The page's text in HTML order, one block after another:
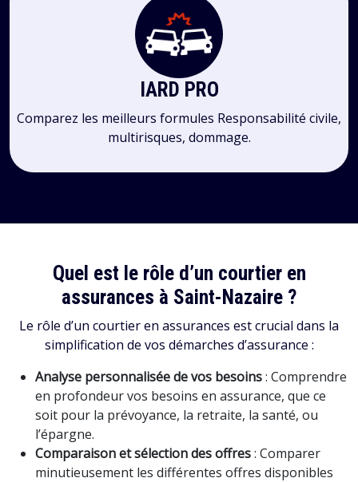
IARD PRO
Comparez les meilleurs formules Responsabilité civile,
multirisques, dommage.
Quel est le rôle d’un courtier en
assurances à Saint-Nazaire ?
Le rôle d’un courtier en assurances est crucial dans la
simplification de vos démarches d’assurance :
Analyse personnalisée de vos besoins: Comprendre
en profondeur vos besoins en assurance, que ce
soit pour la prévoyance, la retraite, la santé, ou
l’épargne.
Comparaison et sélection des offres: Comparer
minutieusement les différentes offres disponibles